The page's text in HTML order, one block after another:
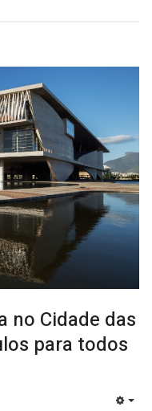
no Cidade das
para todos